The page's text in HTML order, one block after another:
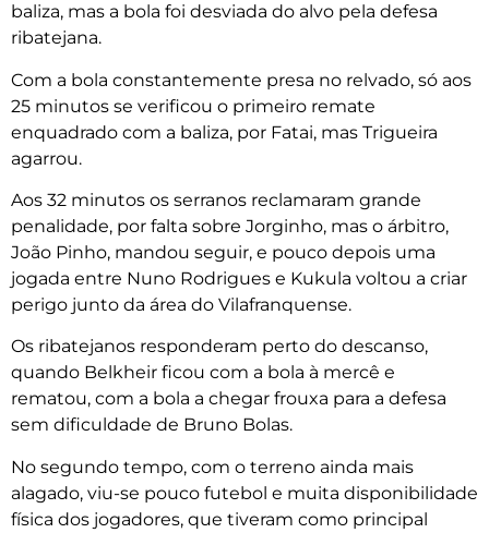
baliza, mas a bola foi desviada do alvo pela defesa
ribatejana.
Com a bola constantemente presa no relvado, só aos
25 minutos se verificou o primeiro remate
enquadrado com a baliza, por Fatai, mas Trigueira
agarrou.
Aos 32 minutos os serranos reclamaram grande
penalidade, por falta sobre Jorginho, mas o árbitro,
João Pinho, mandou seguir, e pouco depois uma
jogada entre Nuno Rodrigues e Kukula voltou a criar
perigo junto da área do Vilafranquense.
Os ribatejanos responderam perto do descanso,
quando Belkheir ficou com a bola à mercê e
rematou, com a bola a chegar frouxa para a defesa
sem dificuldade de Bruno Bolas.
No segundo tempo, com o terreno ainda mais
alagado, viu-se pouco futebol e muita disponibilidade
física dos jogadores, que tiveram como principal